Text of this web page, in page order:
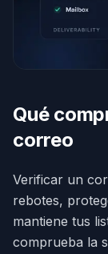
Qué
correo
Verificar un
rebotes,
mantiene tus
comprueba la